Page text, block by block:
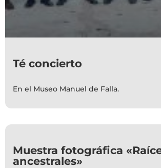
Té concierto
En el Museo Manuel de Falla.
Muestra fotográfica
ancestrales»